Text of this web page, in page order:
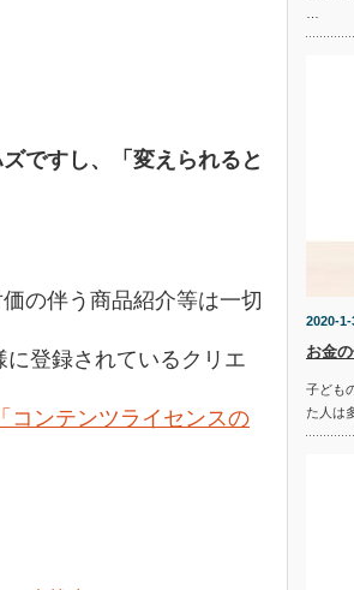
ですし、「変えられると
の伴う商品紹介等は一切
に登録されているクリエ
「コンテンツライセンスの
2020-1-
お金
子ども
た人は